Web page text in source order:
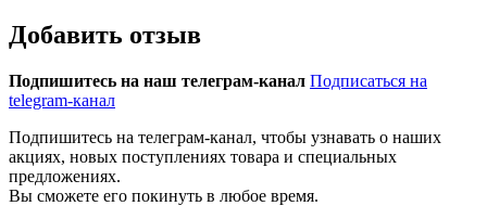
Добавить отзыв
Подпишитесь на наш телеграм-канал Подписаться на
telegram-канал
Подпишитесь на телеграм-канал, чтобы узнавать о наших
акциях, новых поступлениях товара и специальных
предложениях.
Вы сможете его покинуть в любое время.